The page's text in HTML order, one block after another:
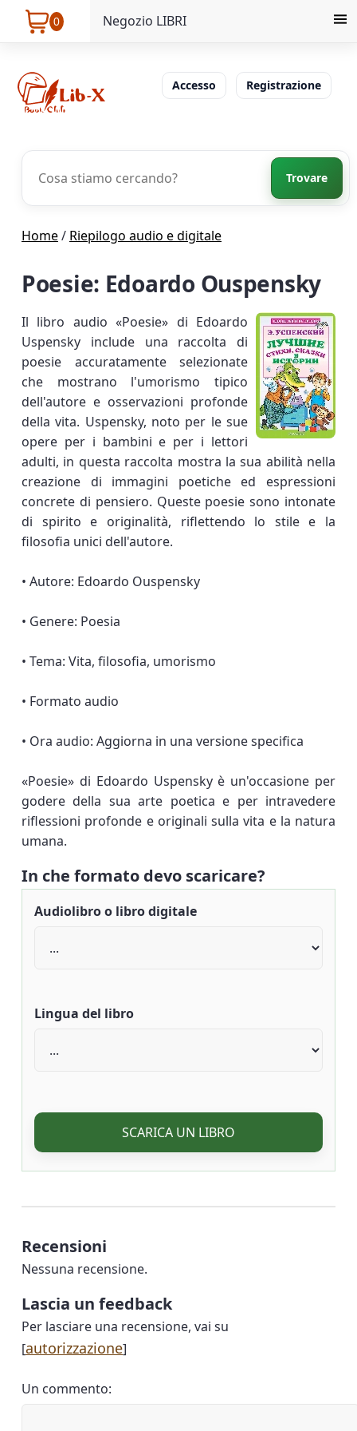
0 Negozio LIBRI
Accesso Registrazione
Trovare
Home/ Riepilogo audio e digitale
Poesie: Edoardo Ouspensky
Il libro audio «Poesie» di Edoardo
Uspensky include una raccolta di
poesie accuratamente selezionate
che mostrano l'umorismo tipico
dell'autore e osservazioni profonde
della vita. Uspensky, noto per le sue
opere per i bambini e per i lettori
adulti, in questa raccolta mostra la sua abilità nella
creazione di immagini poetiche ed espressioni
concrete di pensiero. Queste poesie sono intonate
di spirito e originalità, riflettendo lo stile e la
filosofia unici dell'autore.
• Autore: Edoardo Ouspensky
• Genere: Poesia
• Tema: Vita, filosofia, umorismo
• Formato audio
• Ora audio: Aggiorna in una versione specifica
«Poesie» di Edoardo Uspensky è un'occasione per
godere della sua arte poetica e per intravedere
riflessioni profonde e originali sulla vita e la natura
umana.
In che formato devo scaricare?
Audiolibro o libro digitale
Lingua del libro
SCARICA UN LIBRO
Recensioni
Nessuna recensione.
Lascia un feedback
Per lasciare una recensione, vai su
[autorizzazione]
Un commento: